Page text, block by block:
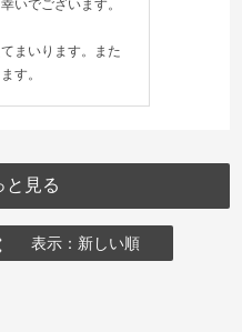
いでございます。
まいります。また
す。
と見る
表示：新しい順